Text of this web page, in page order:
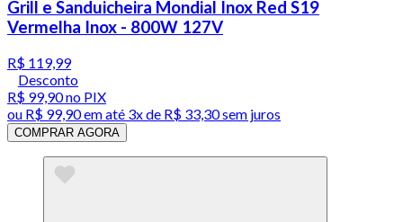
Grill e Sanduicheira Mondial Inox Red S19
Vermelha Inox - 800W 127V
R$ 119,99
Desconto
R$ 99,90no PIX
ou R$ 99,90em até 3x de R$ 33,30 sem juros
COMPRAR AGORA